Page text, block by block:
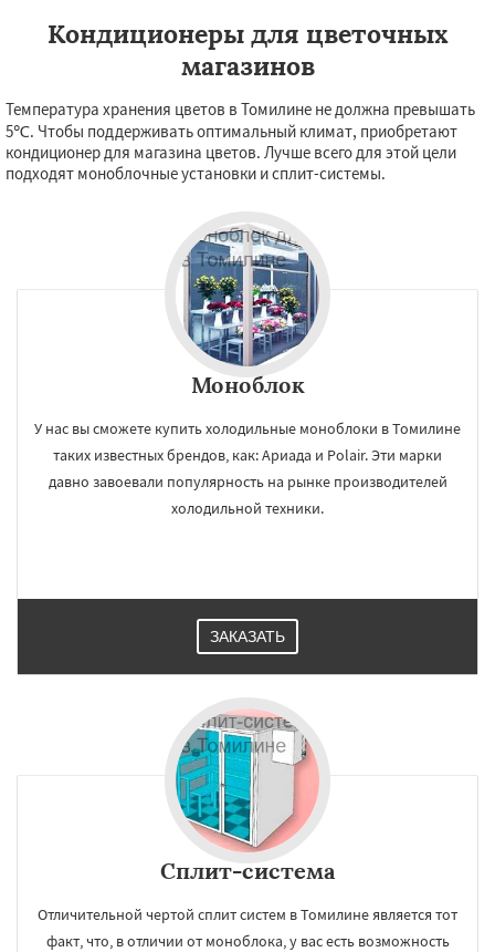
×
Удельная
Фряново Хорлово
Шаховская
Кондиционеры для цветочных
магазинов
Температура хранения цветов в Томилине не должна превышать
5℃. Чтобы поддерживать оптимальный климат, приобретают
кондиционер для магазина цветов. Лучше всего для этой цели
подходят моноблочные установки и сплит-системы.
Моноблок
У нас вы сможете купить холодильные моноблоки в Томилине
таких известных брендов, как: Ариада и Polair. Эти марки
давно завоевали популярность на рынке производителей
холодильной техники.
ЗАКАЗАТЬ
Сплит-система
Отличительной чертой сплит систем в Томилине является тот
факт, что, в отличии от моноблока, у вас есть возможность
×